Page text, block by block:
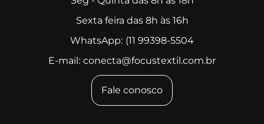
Sexta feira das 8h às 16h
WhatsApp: (11 99398-5504
E-mail: conecta@focustextil.com.br
Fale conosco